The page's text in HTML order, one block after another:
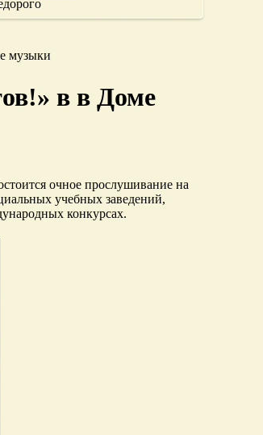
музыки
в в Доме
очное прослушивание на
учебных заведений,
конкурсах.